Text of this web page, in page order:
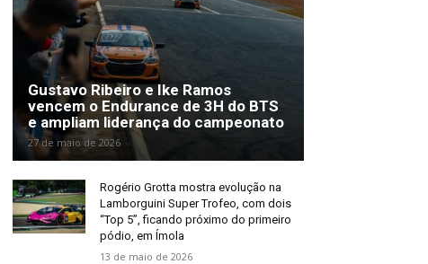
Gustavo Ribeiro e Ike Ramos
vencem o Endurance de 3H do BTS
e ampliam liderança do campeonato
27 de maio de 2026
Rogério Grotta mostra evolução na
Lamborguini Super Trofeo, com dois
“Top 5”, ficando próximo do primeiro
pódio, em Ímola
13 de maio de 2026